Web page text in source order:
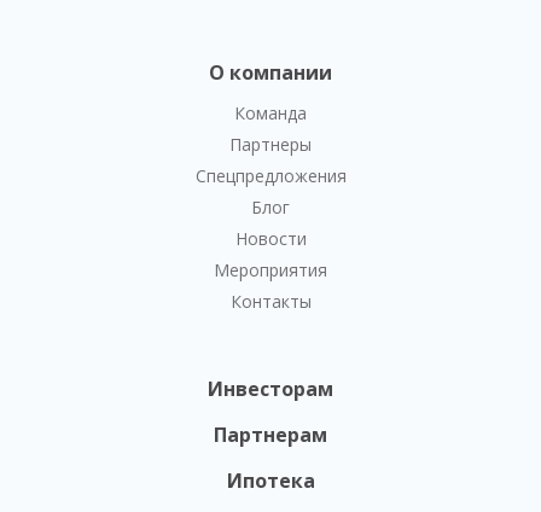
О компании
Команда
Партнеры
Спецпредложения
Блог
Новости
Мероприятия
Контакты
Инвесторам
Партнерам
Ипотека